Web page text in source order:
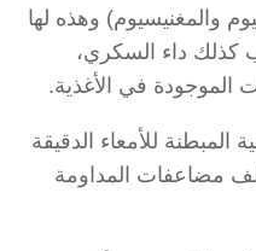
والمغنيسيوم) وهذه لها
كذلك داء السكري،
الموجودة في الأغذية.
للأمعاء الدقيقة
مضاعفات المداومة